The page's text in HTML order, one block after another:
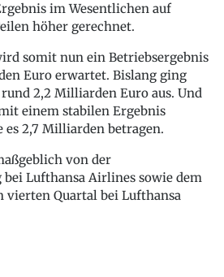
im Wesentlichen auf
höher gerechnet.
somit nun ein Betriebsergebnis
Euro erwartet. Bislang ging
2,2 Milliarden Euro aus. Und
einem stabilen Ergebnis
es 2,7 Milliarden betragen.
von der
Lufthansa Airlines sowie dem
Quartal bei Lufthansa